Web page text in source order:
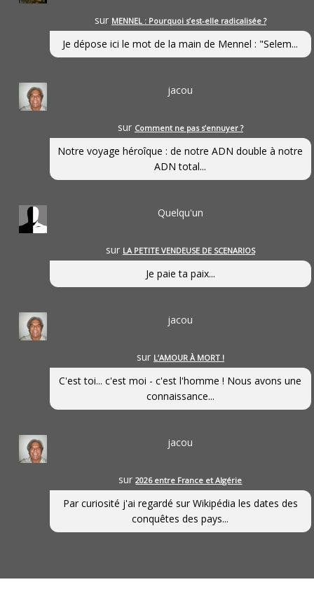
sur MENNEL : Pourquoi s’est-elle radicalisée ?
Je dépose ici le mot de la main de Mennel : "Selem...
jacou
sur Comment ne pas s’ennuyer ?
Notre voyage héroîque : de notre ADN double à notre
ADN total...
Quelqu'un
sur LA PETITE VENDEUSE DE SCENARIOS
Je paie ta paix...
jacou
sur L’AMOUR À MORT !
C'est toi... c'est moi - c'est l'homme ! Nous avons une
connaissance...
jacou
sur2026 entre France et Algérie
Par curiosité j'ai regardé sur Wikipédia les dates des
conquêtes des pays...